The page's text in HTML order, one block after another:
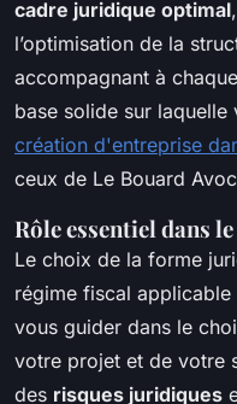
cadre juridique optimal
l’optimisation de la
accompagnant à
base solide sur
création d'entreprise
ceux de Le Bouard
Rôle essentiel dans
Le choix de la forme
régime fiscal
vous guider dans le
votre projet et de votre
des risques juridiques